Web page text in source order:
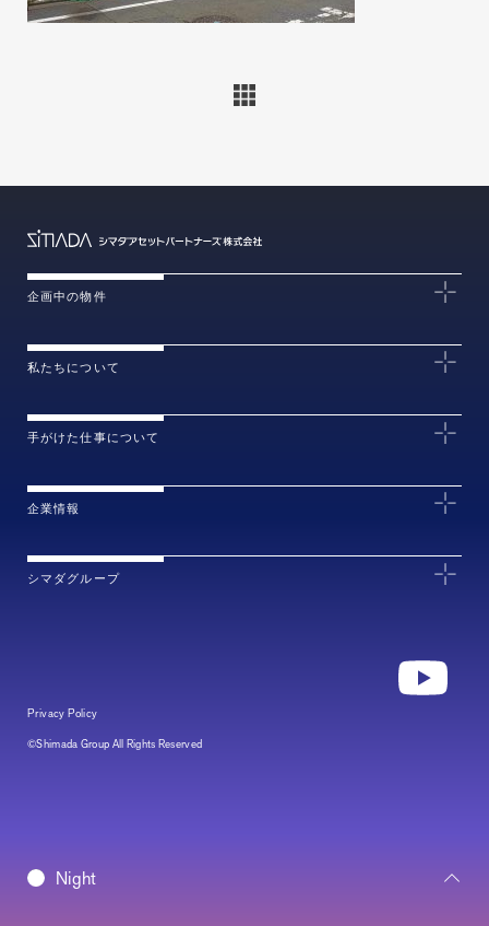
Daybreak
Night
企画中の物件
私たちについて
手がけた仕事について
企業情報
シマダグループ
Privacy Policy
©Shimada Group All Rights Reserved